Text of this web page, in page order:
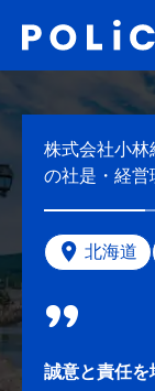
株式会社小林
の社是・経
北海道
誠意と責任